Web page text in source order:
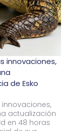
innovaciones,
de Esko
actualización
en 48 horas